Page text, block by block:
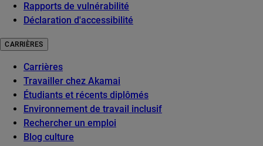
Rapports de vulnérabilité
Déclaration d'accessibilité
CARRIÈRES
Carrières
Travailler chez Akamai
Étudiants et récents diplômés
Environnement de travail inclusif
Rechercher un emploi
Blog culture